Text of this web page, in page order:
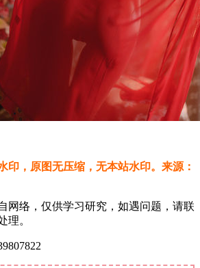
印，原图无压缩，无本站水印。来源：
网络，仅供学习研究，如遇问题，请联
理。